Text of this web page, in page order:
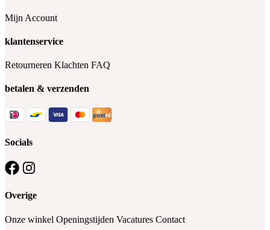
Mijn Account
klantenservice
Retourneren Klachten FAQ
betalen & verzenden
Socials
Overige
Onze winkel Openingstijden Vacatures Contact